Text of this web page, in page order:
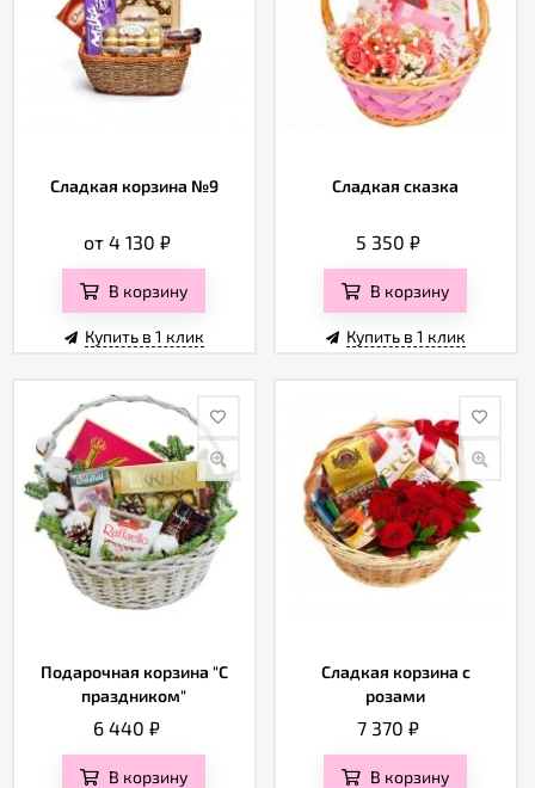
Сладкая корзина №9
от 4 130 ₽
В корзину
Купить в 1 клик
Сладкая сказка
5 350₽
В корзину
Купить в 1 клик
Подарочная корзина "С
праздником"
6 440₽
В корзину
Сладкая корзина с
розами
7 370₽
В корзину